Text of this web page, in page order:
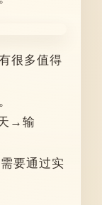
很多值得
→输
要通过实